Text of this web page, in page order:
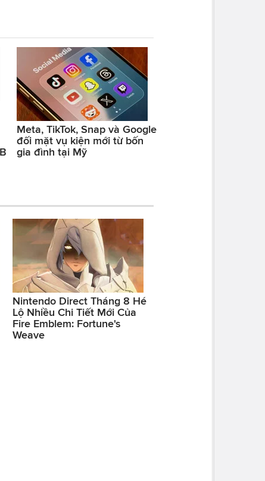
Meta, TikTok, Snap và Google
đối mặt vụ kiện mới từ bốn
gia đình tại Mỹ
Nintendo Direct Tháng 8 Hé
Lộ Nhiều Chi Tiết Mới Của
Fire Emblem: Fortune's
Weave